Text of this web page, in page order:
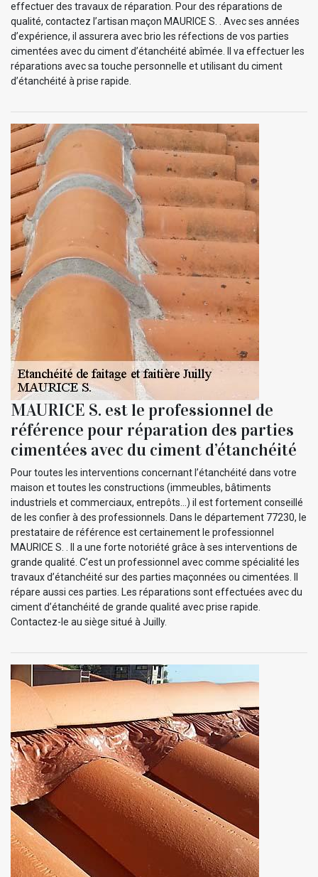
effectuer des travaux de réparation. Pour des réparations de
qualité, contactez l’artisan maçon MAURICE S. . Avec ses années
d’expérience, il assurera avec brio les réfections de vos parties
cimentées avec du ciment d’étanchéité abîmée. Il va effectuer les
réparations avec sa touche personnelle et utilisant du ciment
d’étanchéité à prise rapide.
MAURICE S. est le professionnel de
référence pour réparation des parties
cimentées avec du ciment d’étanchéité
Pour toutes les interventions concernant l’étanchéité dans votre
maison et toutes les constructions (immeubles, bâtiments
industriels et commerciaux, entrepôts…) il est fortement conseillé
de les confier à des professionnels. Dans le département 77230, le
prestataire de référence est certainement le professionnel
MAURICE S. . Il a une forte notoriété grâce à ses interventions de
grande qualité. C’est un professionnel avec comme spécialité les
travaux d’étanchéité sur des parties maçonnées ou cimentées. Il
répare aussi ces parties. Les réparations sont effectuées avec du
ciment d’étanchéité de grande qualité avec prise rapide.
Contactez-le au siège situé à Juilly.